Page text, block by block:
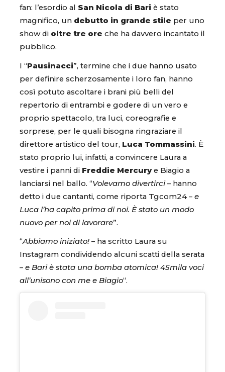
fan: l’esordio al San Nicola di Bari è stato
magnifico, un debutto in grande stile per uno
show di oltre tre ore che ha davvero incantato il
pubblico.
I “Pausinacci”, termine che i due hanno usato
per definire scherzosamente i loro fan, hanno
così potuto ascoltare i brani più belli del
repertorio di entrambi e godere di un vero e
proprio spettacolo, tra luci, coreografie e
sorprese, per le quali bisogna ringraziare il
direttore artistico del tour, Luca Tommassini. È
stato proprio lui, infatti, a convincere Laura a
vestire i panni di Freddie Mercurye Biagio a
lanciarsi nel ballo. “Volevamo divertirci– hanno
detto i due cantanti, come riporta Tgcom24 – e
Luca l’ha capito prima di noi. È stato un modo
nuovo per noi di lavorare”.
“Abbiamo iniziato! – ha scritto Laura su
Instagram condividendo alcuni scatti della serata
– e Bari è stata una bomba atomica! 45mila voci
all’unisono con me e Biagio“.